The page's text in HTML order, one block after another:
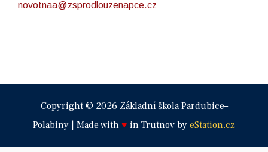
novotnaa@zsprodlouzenapce.cz
Copyright © 2026 Základní škola Pardubice–
Polabiny | Made with ♥ in Trutnov by eStation.cz